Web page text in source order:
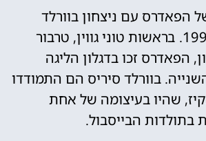
הפאדרס עם ניצחון בוורלד
סרייס הגיעה ב-1998. בראשות טוני גווין, טרבור
הפאדרס זכו בדגלון הליגה
בוורלד סיריס הם התמודדו
שהיו בעיצומה של אחת
בתולדות הבייסבול.